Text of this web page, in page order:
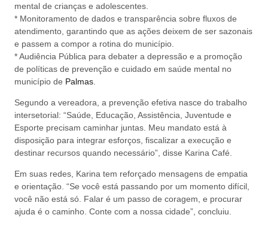
mental de crianças e adolescentes.
* Monitoramento de dados e transparência sobre fluxos de
atendimento, garantindo que as ações deixem de ser sazonais
e passem a compor a rotina do município.
* Audiência Pública para debater a depressão e a promoção
de políticas de prevenção e cuidado em saúde mental no
município de Palmas
Segundo a vereadora, a prevenção efetiva nasce do trabalho
intersetorial: “Saúde, Educação, Assistência, Juventude e
Esporte precisam caminhar juntas. Meu mandato está à
disposição para integrar esforços, fiscalizar a execução e
destinar recursos quando necessário”, disse Karina Café.
Em suas redes, Karina tem reforçado mensagens de empatia
e orientação. “Se você está passando por um momento difícil,
você não está só. Falar é um passo de coragem, e procurar
ajuda é o caminho. Conte com a nossa cidade”, concluiu.